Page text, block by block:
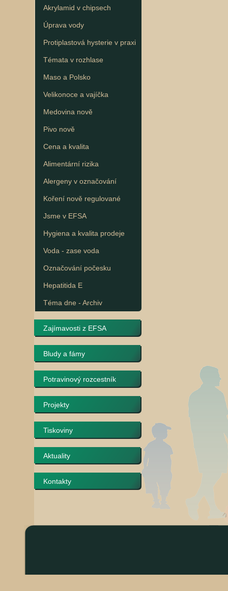
Akrylamid v chipsech
Úprava vody
Protiplastová hysterie v praxi
Témata v rozhlase
Maso a Polsko
Velikonoce a vajíčka
Medovina nově
Pivo nově
Cena a kvalita
Alimentární rizika
Alergeny v označování
Koření nově regulované
Jsme v EFSA
Hygiena a kvalita prodeje
Voda - zase voda
Označování počesku
Hepatitida E
Téma dne - Archiv
Zajímavosti z EFSA
Bludy a fámy
Potravinový rozcestník
Projekty
Tiskoviny
Aktuality
Kontakty